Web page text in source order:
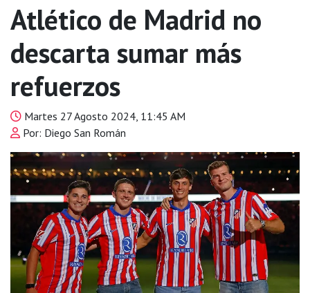
Atlético de Madrid no
descarta sumar más
refuerzos
Martes 27 Agosto 2024, 11:45 AM
Por: Diego San Román